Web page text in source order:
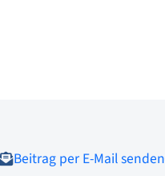
Beitrag per E-Mail senden